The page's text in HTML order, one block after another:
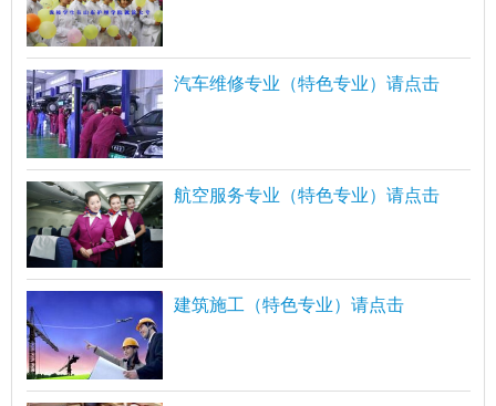
汽车维修专业（特色专业）请点击
航空服务专业（特色专业）请点击
建筑施工（特色专业）请点击